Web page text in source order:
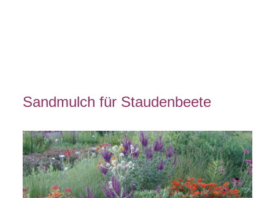
Sandmulch für Staudenbeete